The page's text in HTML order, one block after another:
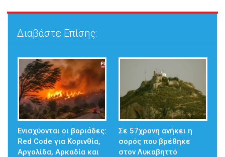
Διαβάστε Επίσης:
Ενισχύονται οι βοριάδες:
Red Code για Κορινθία,
Αργολίδα, Αρκαδία και
Σε 57χρονη ανήκει η
σορός που βρέθηκε
στον Λυκαβηττό